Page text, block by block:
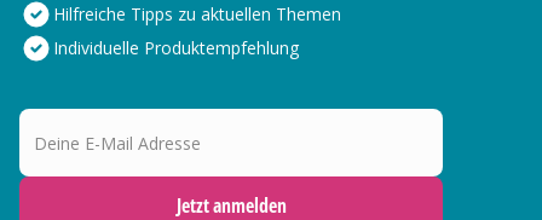
Hilfreiche Tipps zu aktuellen Themen
Individuelle Produktempfehlung
Deine E-Mail Adresse
Jetzt anmelden